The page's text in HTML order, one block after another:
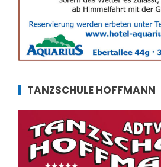
TANZSCHULE HOFFMANN